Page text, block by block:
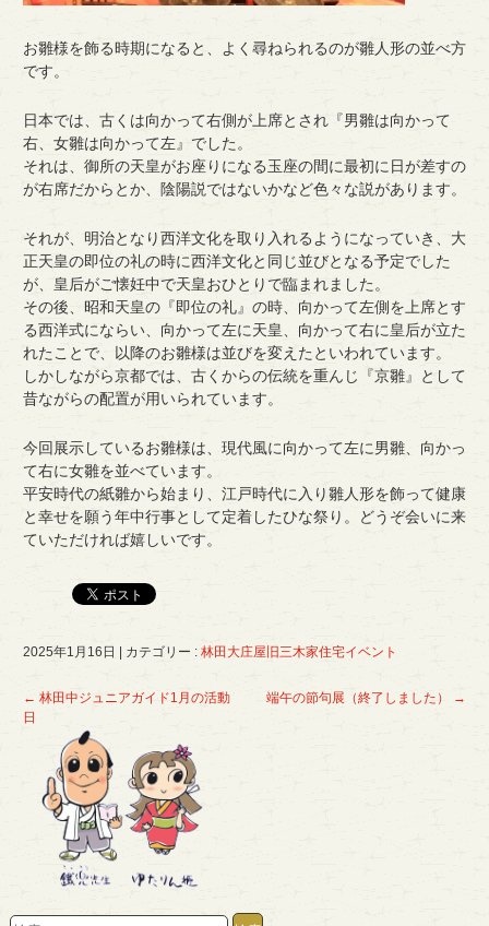
お雛様を飾る時期になると、よく尋ねられるのが雛人形の並べ方
です。
日本では、古くは向かって右側が上席とされ『男雛は向かって
右、女雛は向かって左』でした。
それは、御所の天皇がお座りになる玉座の間に最初に日が差すの
が右席だからとか、陰陽説ではないかなど色々な説があります。
それが、明治となり西洋文化を取り入れるようになっていき、大
正天皇の即位の礼の時に西洋文化と同じ並びとなる予定でした
が、皇后がご懐妊中で天皇おひとりで臨まれました。
その後、昭和天皇の『即位の礼』の時、向かって左側を上席とす
る西洋式にならい、向かって左に天皇、向かって右に皇后が立た
れたことで、以降のお雛様は並びを変えたといわれています。
しかしながら京都では、古くからの伝統を重んじ『京雛』として
昔ながらの配置が用いられています。
今回展示しているお雛様は、現代風に向かって左に男雛、向かっ
て右に女雛を並べています。
平安時代の紙雛から始まり、江戸時代に入り雛人形を飾って健康
と幸せを願う年中行事として定着したひな祭り。どうぞ会いに来
ていただければ嬉しいです。
2025年1月16日 | カテゴリー : 林田大庄屋旧三木家住宅イベント
← 林田中ジュニアガイド1月の活動
日
端午の節句展（終了しました） →